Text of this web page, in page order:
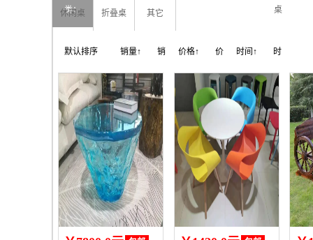
类： 桌
休闲桌 折叠桌 其它
默认排序 销量↑ 销
量↓
价格↑ 价
格↓
时间↑ 时
间↓